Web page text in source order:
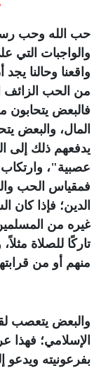
حب الله وحب
والواجبات التي
واقعنا وحالنا
من الحب
فالبعض يتحابون
المال، والبعض
يدفعهم ذلك إلى
عصبية"، وارتكاب
فمقياس الحب
الدين؛ فإذا
غيره من
تاركًا للصلاة
منهم أو من
والبعض يتعصب
الإسلامي؛ فهذا
بفرعونيته ويدعو